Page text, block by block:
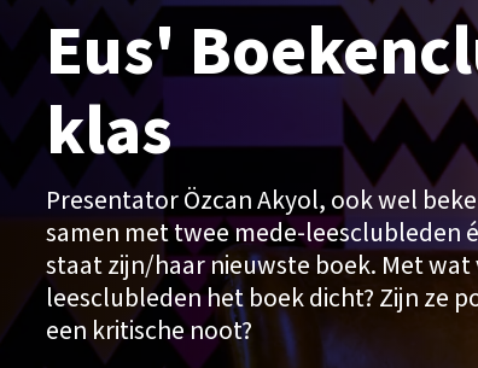
Eus'
klas
Presentator Özcan Akyol, ook wel
samen met twee mede-leesclubleden
staat zijn/haar nieuwste boek. Met
leesclubleden het boek dicht? Zijn ze
een kritische noot?